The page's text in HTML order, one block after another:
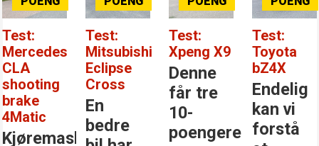
Test:
Mercedes
CLA
shooting
brake
4Matic
Kjøremaskinen
Test:
Mitsubishi
Eclipse
Cross
En
bedre
Test:
Xpeng X9
Denne
får tre
10-
poengere
Test:
Toyota
bZ4X
Endelig
kan vi
forstå